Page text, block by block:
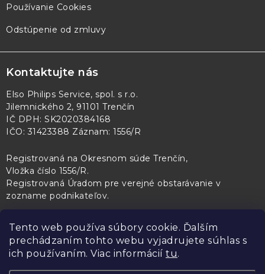
Tento web používa súbory cookie. Ďalším
prechádzaním tohto webu vyjadrujete súhlas s
ich používaním. Viac informácií tu.
Používanie Cookies
Odstúpenie od zmluvy
Kontaktujte nás
Elso Philips Service, spol. s r.o.
Jilemnického 2, 91101 Trenčín
IČ DPH: SK2020384168
IČO: 31423388 Záznam: 1556/R
Registrovaná na Okresnom súde Trenčín,
Vložka číslo 1556/R.
Registrovaná Úradom pre verejné obstarávanie v
zozname podnikateľov.
PL Servis Kontroltech Technický skúšobný ústav Piešťany